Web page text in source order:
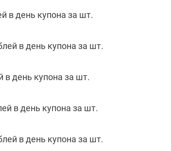
в день купона за шт.
в день купона за шт.
в день купона за шт.
в день купона за шт.
в день купона за шт.